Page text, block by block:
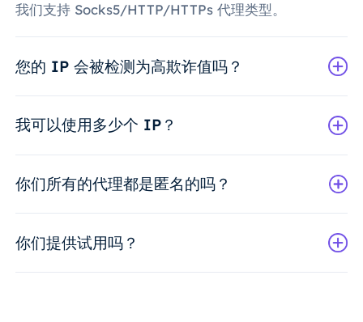
我们支持 Socks5/HTTP/HTTPs 代理类型。
您的 IP 会被检测为高欺诈值吗？
我可以使用多少个 IP？
你们所有的代理都是匿名的吗？
你们提供试用吗？